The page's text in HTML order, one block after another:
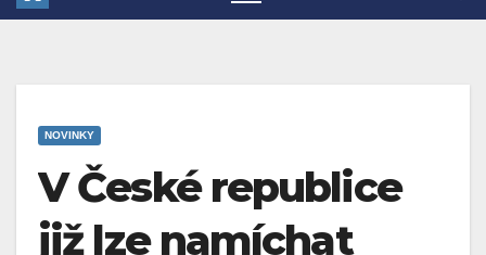
NOVINKY
V České republice
již lze namíchat